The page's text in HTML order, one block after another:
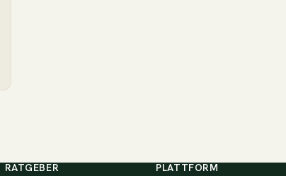
RATGEBER PLATTFORM